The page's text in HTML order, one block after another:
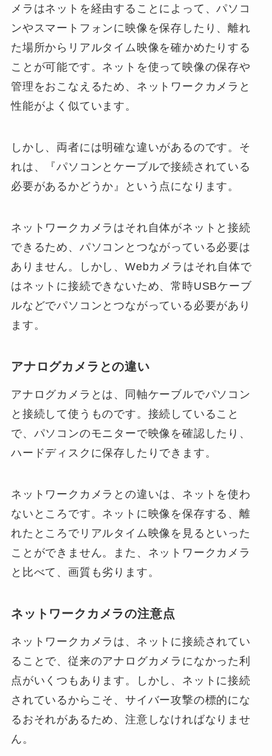
メラはネットを経由することによって、パソコ
ンやスマートフォンに映像を保存したり、離れ
た場所からリアルタイム映像を確かめたりする
ことが可能です。ネットを使って映像の保存や
管理をおこなえるため、ネットワークカメラと
性能がよく似ています。
しかし、両者には明確な違いがあるのです。そ
れは、『パソコンとケーブルで接続されている
必要があるかどうか』という点になります。
ネットワークカメラはそれ自体がネットと接続
できるため、パソコンとつながっている必要は
ありません。しかし、Webカメラはそれ自体で
はネットに接続できないため、常時USBケーブ
ルなどでパソコンとつながっている必要があり
ます。
アナログカメラとの違い
アナログカメラとは、同軸ケーブルでパソコン
と接続して使うものです。接続していること
で、パソコンのモニターで映像を確認したり、
ハードディスクに保存したりできます。
ネットワークカメラとの違いは、ネットを使わ
ないところです。ネットに映像を保存する、離
れたところでリアルタイム映像を見るといった
ことができません。また、ネットワークカメラ
と比べて、画質も劣ります。
ネットワークカメラの注意点
ネットワークカメラは、ネットに接続されてい
ることで、従来のアナログカメラになかった利
点がいくつもあります。しかし、ネットに接続
されているからこそ、サイバー攻撃の標的にな
るおそれがあるため、注意しなければなりませ
ん。